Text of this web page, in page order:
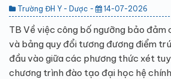
Trường ĐH Y - Dược - 14-07-2026
TB Về việc công bố ngưỡng bảo đảm
và bảng quy đổi tương đương điểm
đầu vào giữa các phương thức xét
chương trình đào tạo đại học hệ